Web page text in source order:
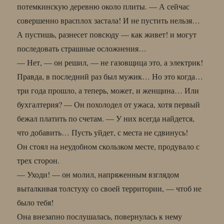
потемкинскую деревню около плиты. — А сейчас
совершенно врасплох застала! И не пустить нельзя…
А пустишь, разнесет повсюду — как живет! и могут
последовать страшные осложнения…
— Нет, — он решил, — не газовщица это, а электрик!
Правда, в последний раз был мужик… Но это когда…
три года прошло, а теперь, может, и женщина… Или
бухгалтерия? — Он похолодел от ужаса, хотя первый
бежал платить по счетам. — У них всегда найдется,
что добавить… Пусть уйдет, с места не сдвинусь!
Он стоял на неудобном скользком месте, продувало с
трех сторон.
— Уходи! — он молил, напряженным взглядом
выталкивая толстуху со своей территории, — чтоб не
было тебя!
Она внезапно послушалась, повернулась к нему